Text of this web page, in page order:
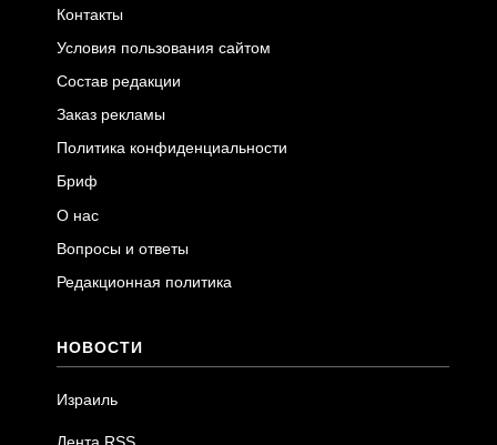
Контакты
Условия пользования сайтом
Состав редакции
Заказ рекламы
Политика конфиденциальности
Бриф
О нас
Вопросы и ответы
Редакционная политика
НОВОСТИ
Израиль
Лента RSS